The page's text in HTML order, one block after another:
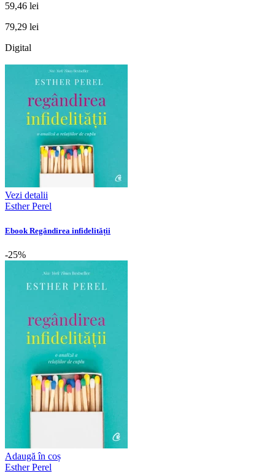
59,46 lei
79,29 lei
Digital
Vezi detalii
Esther Perel
Ebook Regândirea infidelității
-25%
Adaugă în coș
Esther Perel